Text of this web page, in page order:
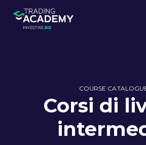
Pacchetto
COURSE
Corsi di